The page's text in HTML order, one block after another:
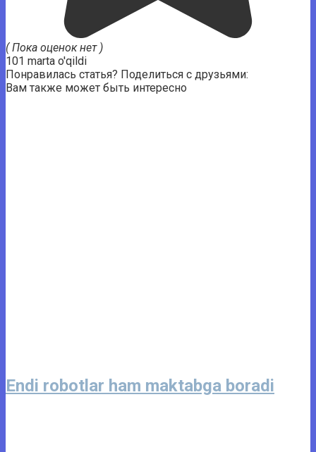
( Пока оценок нет )
101 marta o'qildi
Понравилась статья? Поделиться с друзьями:
Вам также может быть интересно
Endi robotlar ham maktabga boradi